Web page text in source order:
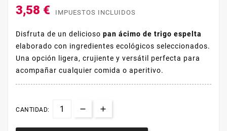
3,58 € IMPUESTOS INCLUIDOS
Disfruta de un delicioso pan ácimo de trigo espelta
elaborado con ingredientes ecológicos seleccionados.
Una opción ligera, crujiente y versátil perfecta para
acompañar cualquier comida o aperitivo.
CANTIDAD: